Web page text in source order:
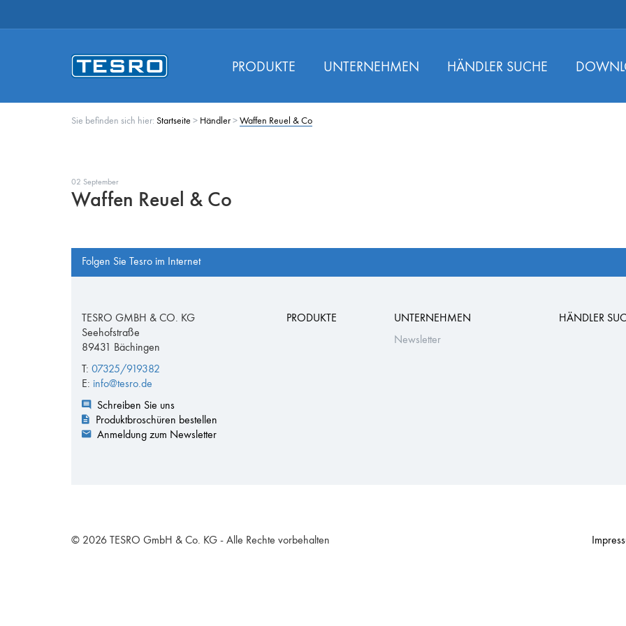
PRODUKTE UNTERNEHMEN HÄNDLER SUCHE
Sie befinden sich hier: Startseite > Händler > Waffen Reuel & Co
02 September
Waffen Reuel & Co
Folgen Sie Tesro im Internet
TESRO GMBH & CO. KG
Seehofstraße
89431 Bächingen
T: 07325/919382
E: info@tesro.de
Schreiben Sie uns
Produktbroschüren bestellen
Anmeldung zum Newsletter
PRODUKTE
UNTERNEHMEN
Newsletter
HÄNDLER
© 2026 TESRO GmbH & Co. KG - Alle Rechte vorbehalten